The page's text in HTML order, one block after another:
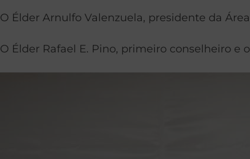
O Élder Arnulfo Valenzuela, presidente da
O Élder Rafael E. Pino, primeiro conselheiro e